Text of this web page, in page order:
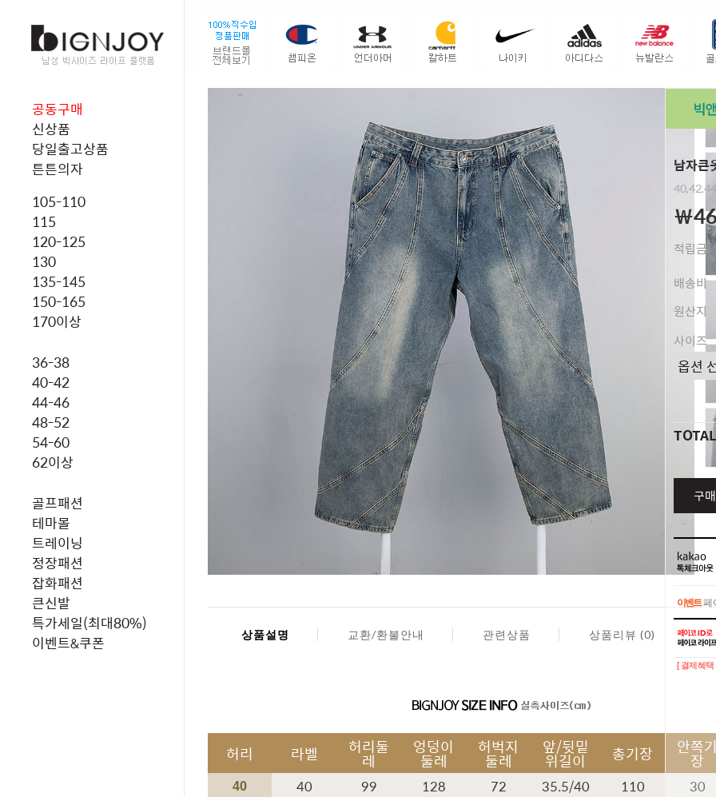
공동구매
신상품
당일출고상품
튼튼의자
105-110
115
120-125
130
135-145
150-165
170이상
36-38
40-42
44-46
48-52
54-60
62이상
골프패션
테마몰
트레이닝
정장패션
잡화패션
큰신발
특가세일(최대80%)
이벤트&쿠폰
남자큰
￦
적립금
배송비
원산지
사이즈
TOTAL
구
이벤트페
이벤트페
[ 결제혜
상품설명 교환/환불안내 관련상품 상품리뷰 (0)
허리 라벨 허리둘
레
엉덩이
둘레
허벅지
둘레
앞/뒷밑
위길이 총기장 안쪽
장
40 40 99 128 72 35.5/40 110 30